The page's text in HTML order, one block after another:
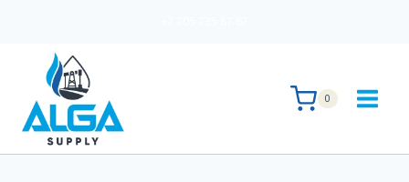
содержимому
0